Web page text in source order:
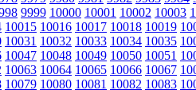
9999 10000 10001 10002 10003
10015 10016 10017 10018 10019
10031 10032 10033 10034 10035
10047 10048 10049 10050 10051
10063 10064 10065 10066 10067
10079 10080 10081 10082 10083